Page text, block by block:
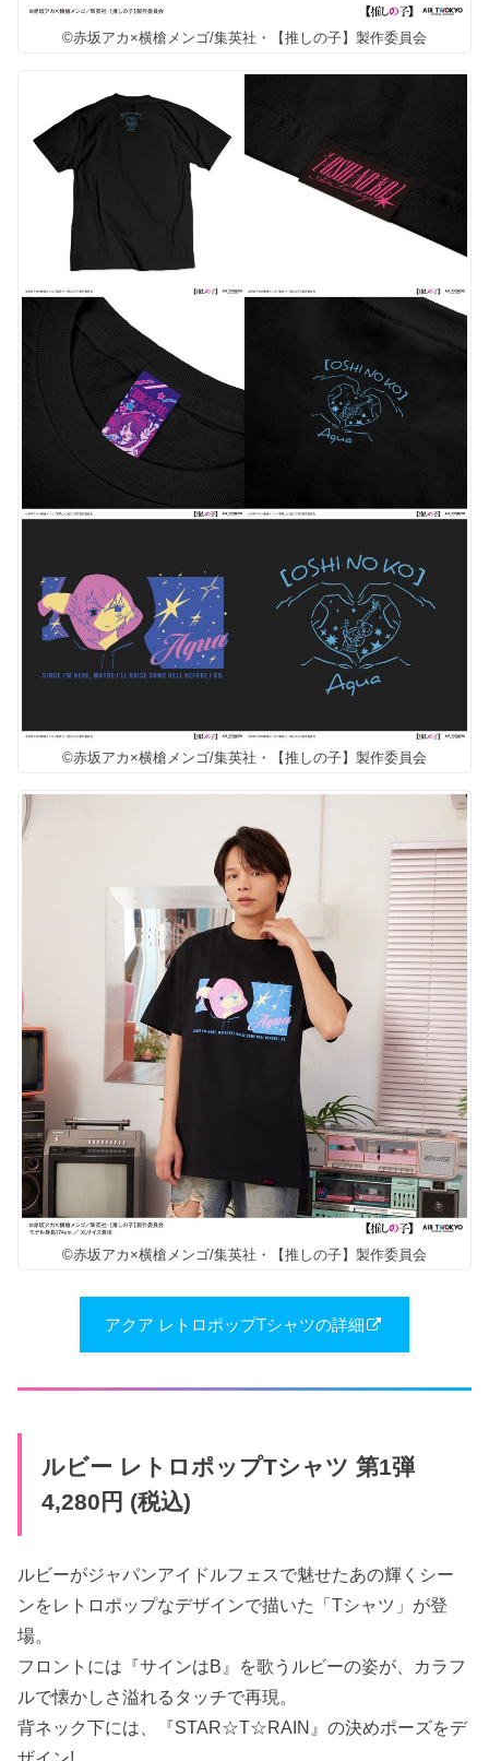
©赤坂アカ×横槍メンゴ/集英社・【推しの子】製作委員会
©赤坂アカ×横槍メンゴ/集英社・【推しの子】製作委員会
©赤坂アカ×横槍メンゴ/集英社・【推しの子】製作委員会
アクア レトロポップTシャツの詳細
ルビー レトロポップTシャツ 第1弾
4,280円 (税込)
ルビーがジャパンアイドルフェスで魅せたあの輝くシー
ンをレトロポップなデザインで描いた「Tシャツ」が登
場。
フロントには『サインはB』を歌うルビーの姿が、カラフ
ルで懐かしさ溢れるタッチで再現。
背ネック下には、『STAR☆T☆RAIN』の決めポーズをデ